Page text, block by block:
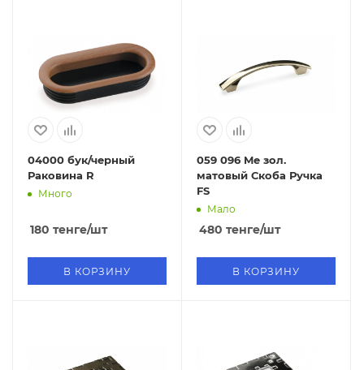
04000 бук/черный
Раковина R
Много
180 тенге/шт
В КОРЗИНУ
059 096 Me зол.
матовый Скоба Ручка
FS
Мало
480 тенге/шт
В КОРЗИНУ